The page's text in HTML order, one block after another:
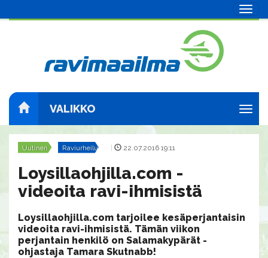
VALIKKO
Uutinen Raviurheilu 22.07.2016 19:11
Loysillaohjilla.com -
videoita ravi-ihmisistä
Loysillaohjilla.com tarjoilee kesäperjantaisin
videoita ravi-ihmisistä. Tämän viikon
perjantain henkilö on Salamakypärät -
ohjastaja Tamara Skutnabb!